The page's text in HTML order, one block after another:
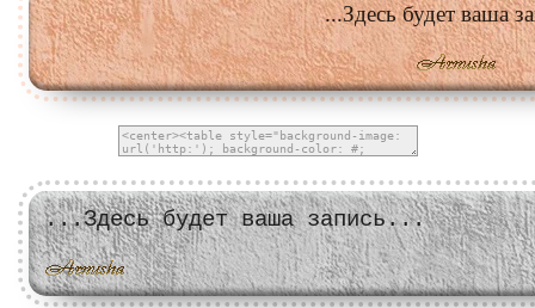
...Здесь будет ваша
...Здесь будет ваша запись...